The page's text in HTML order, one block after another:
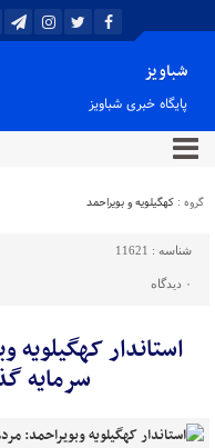
شباویز
پایگاه خبری شباویز
گروه : کهگیلویه و بویراحمد
شناسه : 11621
۰ دیدگاه
استاندار کهگیلویه
سرمایه